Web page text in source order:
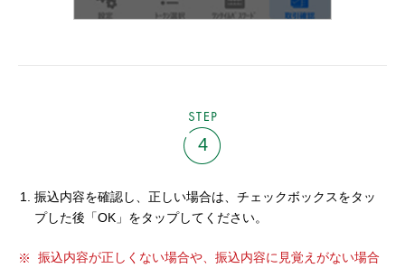
4
振込内容を確認し、正しい場合は、チェックボックスをタッ
プした後「OK」をタップしてください。
振込内容が正しくない場合や、振込内容に見覚えがない場合